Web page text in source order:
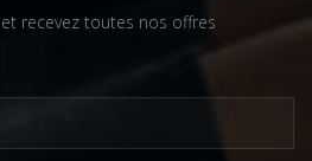
recevez toutes nos offres